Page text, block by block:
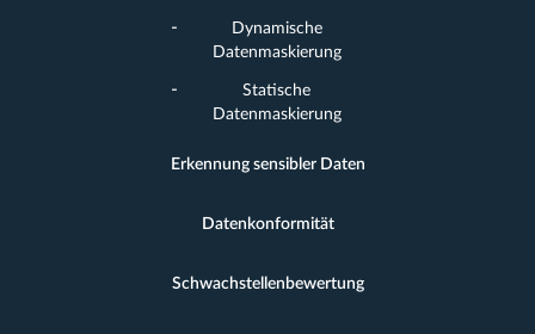
Dynamische
Datenmaskierung
Statische
Datenmaskierung
Erkennung sensibler Daten
Datenkonformität
Schwachstellenbewertung